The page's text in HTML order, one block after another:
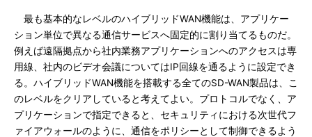
最も基本的なレベルのハイブリッドWAN機能は、アプリケー
ション単位で異なる通信サービスへ固定的に割り当てるものだ。
例えば遠隔拠点から社内業務アプリケーションへのアクセスは専
用線、社内のビデオ会議についてはIP回線を通るように設定でき
る。ハイブリッドWAN機能を搭載する全てのSD-WAN製品は、こ
のレベルをクリアしていると考えてよい。プロトコルでなく、ア
プリケーションで指定できると、セキュリティにおける次世代フ
ァイアウォールのように、通信をポリシーとして制御できるよう